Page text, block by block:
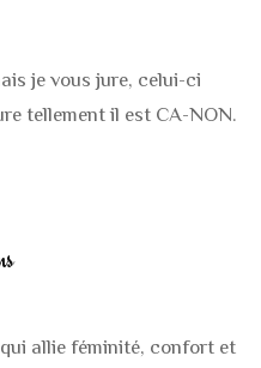
JUPES
BAIN
BLOUSE / CHEMISES
BAIN
je vous jure, celui-ci
tellement il est CA-NON.
allie féminité, confort et